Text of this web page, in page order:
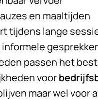
en maaltijden
tijdens lange
passen het
voor
maar wel voor